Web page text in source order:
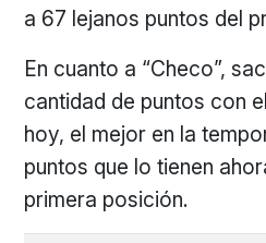
a 67 lejanos puntos del
En cuanto a “Checo”,
cantidad de puntos con
hoy, el mejor en la
puntos que lo tienen
primera posición.